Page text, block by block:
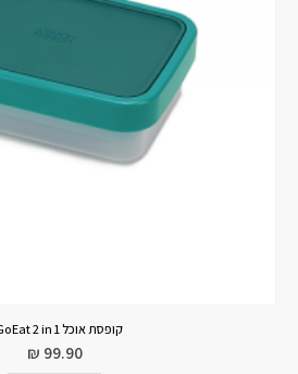
קופסת אוכל GoEat 2 in 1 ט
₪ 99.90